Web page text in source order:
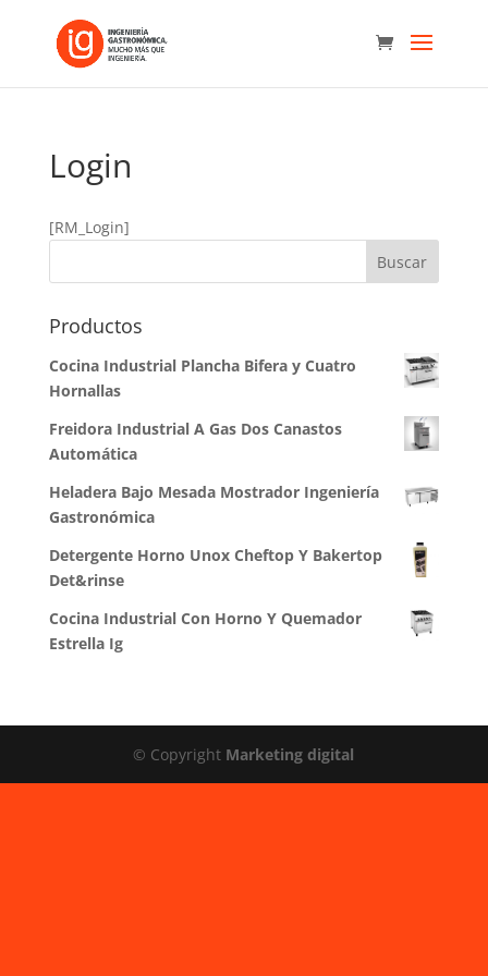
Login
[RM_Login]
Productos
Cocina Industrial Plancha Bifera y Cuatro
Hornallas
Freidora Industrial A Gas Dos Canastos
Automática
Heladera Bajo Mesada Mostrador Ingeniería
Gastronómica
Detergente Horno Unox Cheftop Y Bakertop
Det&rinse
Cocina Industrial Con Horno Y Quemador
Estrella Ig
© Copyright Marketing digital